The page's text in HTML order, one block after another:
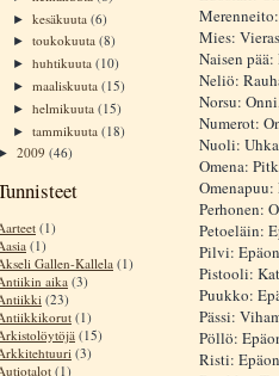
►kesäkuuta(6)
►toukokuuta(8)
►huhtikuuta(10)
►maaliskuuta(15)
►helmikuuta(15)
►tammikuuta(18)
► 2009 (46)
(1)
(1)
Gallen-Kallela (1)
aika (3)
(23)
(1)
(15)
(3)
(1)
Mies:
Naisen
Neliö:
Norsu:
Numerot:
Nuoli:
Omena:
Perhonen:
Petoeläin:
Pilvi:
Pistooli:
Puukko:
Pässi:
Pöllö:
Risti: